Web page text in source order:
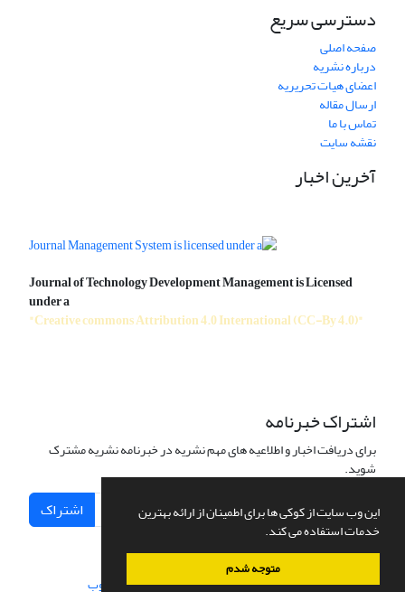
این وب سایت از کوکی ها برای اطمینان از ارائه بهترین
خدمات استفاده می کند.
متوجه شدم
دسترسی سریع
صفحه اصلی
درباره نشریه
اعضای هیات تحریریه
ارسال مقاله
تماس با ما
نقشه سایت
آخرین اخبار
Journal of Technology Development Management is Licensed
under a
"Creative commons Attribution 4.0 International (CC-By 4.0)"
اشتراک خبرنامه
برای دریافت اخبار و اطلاعیه های مهم نشریه در خبرنامه نشریه مشترک
شوید.
اشتراک
سامانه مدیریت نشریات علمی.طراحی و پیاده سازی از سیناوب